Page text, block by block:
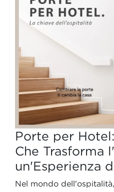
Porte per
Che Trasforma
un'Esperienza
Nel mondo